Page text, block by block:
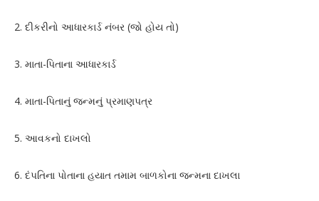
2. દીકરીનો આધારકાર્ડ નંબર (જો હોય તો)
3. માતા-પિતાના આધારકાર્ડ
4. માતા-પિતાનું જન્મનું પ્રમાણપત્ર
5. આવકનો દાખલો
6. દંપતિના પોતાના હયાત તમામ બાળકોના જન્મના દાખલા